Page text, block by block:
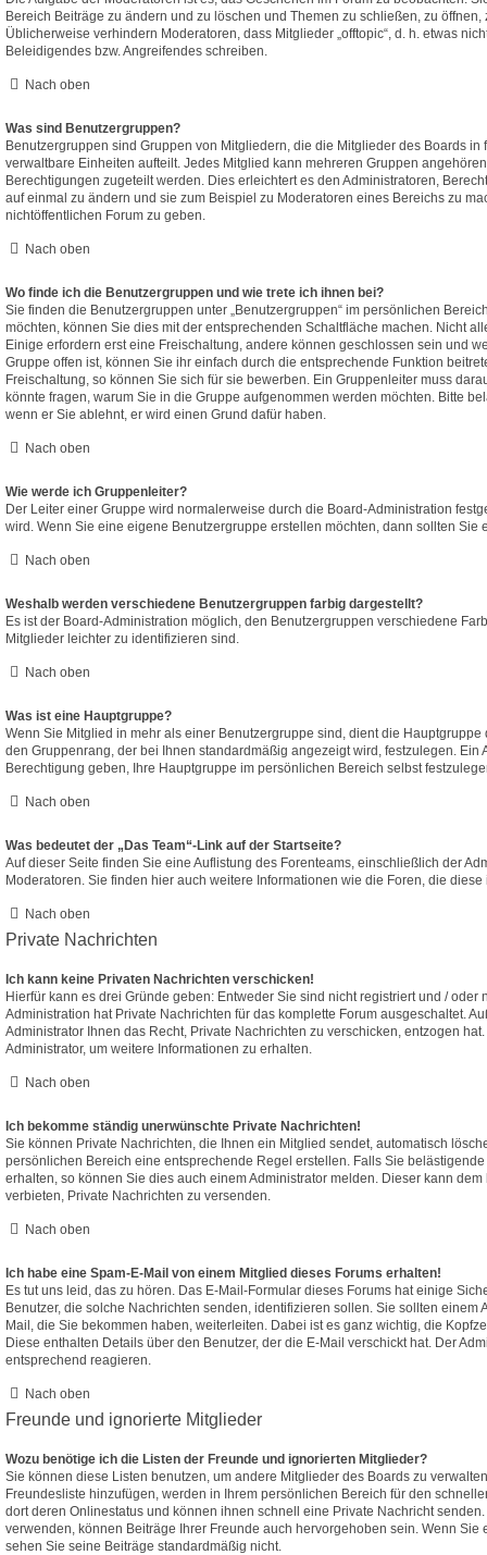
Bereich Beiträge zu ändern und zu löschen und Themen zu schließen, zu
Üblicherweise verhindern Moderatoren, dass Mitglieder „offtopic“, d. h. etwas
Beleidigendes bzw. Angreifendes schreiben.
Nach oben
Was sind Benutzergruppen?
Benutzergruppen sind Gruppen von Mitgliedern, die die Mitglieder des Boards in
verwaltbare Einheiten aufteilt. Jedes Mitglied kann mehreren Gruppen
Berechtigungen zugeteilt werden. Dies erleichtert es den Administratoren,
auf einmal zu ändern und sie zum Beispiel zu Moderatoren eines Bereichs zu
nichtöffentlichen Forum zu geben.
Nach oben
Wo finde ich die Benutzergruppen und wie trete ich ihnen bei?
Sie finden die Benutzergruppen unter „Benutzergruppen“ im persönlichen
möchten, können Sie dies mit der entsprechenden Schaltfläche machen. Nicht
Einige erfordern erst eine Freischaltung, andere können geschlossen sein und
Gruppe offen ist, können Sie ihr einfach durch die entsprechende Funktion
Freischaltung, so können Sie sich für sie bewerben. Ein Gruppenleiter muss
könnte fragen, warum Sie in die Gruppe aufgenommen werden möchten. Bitte
wenn er Sie ablehnt, er wird einen Grund dafür haben.
Nach oben
Wie werde ich Gruppenleiter?
Der Leiter einer Gruppe wird normalerweise durch die Board-Administration
wird. Wenn Sie eine eigene Benutzergruppe erstellen möchten, dann sollten Sie
Nach oben
Weshalb werden verschiedene Benutzergruppen farbig dargestellt?
Es ist der Board-Administration möglich, den Benutzergruppen verschiedene
Mitglieder leichter zu identifizieren sind.
Nach oben
Was ist eine Hauptgruppe?
Wenn Sie Mitglied in mehr als einer Benutzergruppe sind, dient die
den Gruppenrang, der bei Ihnen standardmäßig angezeigt wird, festzulegen. Ein
Berechtigung geben, Ihre Hauptgruppe im persönlichen Bereich selbst
Nach oben
Was bedeutet der „Das Team“-Link auf der Startseite?
Auf dieser Seite finden Sie eine Auflistung des Forenteams, einschließlich der
Moderatoren. Sie finden hier auch weitere Informationen wie die Foren, die
Nach oben
Private Nachrichten
Ich kann keine Privaten Nachrichten verschicken!
Hierfür kann es drei Gründe geben: Entweder Sie sind nicht registriert und / oder
Administration hat Private Nachrichten für das komplette Forum ausgeschaltet.
Administrator Ihnen das Recht, Private Nachrichten zu verschicken, entzogen
Administrator, um weitere Informationen zu erhalten.
Nach oben
Ich bekomme ständig unerwünschte Private Nachrichten!
Sie können Private Nachrichten, die Ihnen ein Mitglied sendet, automatisch
persönlichen Bereich eine entsprechende Regel erstellen. Falls Sie
erhalten, so können Sie dies auch einem Administrator melden. Dieser kann
verbieten, Private Nachrichten zu versenden.
Nach oben
Ich habe eine Spam-E-Mail von einem Mitglied dieses Forums erhalten!
Es tut uns leid, das zu hören. Das E-Mail-Formular dieses Forums hat einige
Benutzer, die solche Nachrichten senden, identifizieren sollen. Sie sollten einem
Mail, die Sie bekommen haben, weiterleiten. Dabei ist es ganz wichtig, die
Diese enthalten Details über den Benutzer, der die E-Mail verschickt hat. Der
entsprechend reagieren.
Nach oben
Freunde und ignorierte Mitglieder
Wozu benötige ich die Listen der Freunde und ignorierten Mitglieder?
Sie können diese Listen benutzen, um andere Mitglieder des Boards zu
Freundesliste hinzufügen, werden in Ihrem persönlichen Bereich für den
dort deren Onlinestatus und können ihnen schnell eine Private Nachricht
verwenden, können Beiträge Ihrer Freunde auch hervorgehoben sein. Wenn Sie
sehen Sie seine Beiträge standardmäßig nicht.